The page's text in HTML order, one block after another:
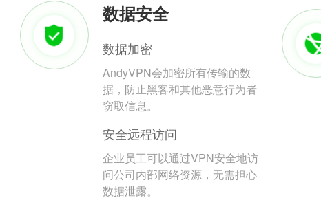
数据安全
数据加密
AndyVPN会加密所有传输的数
据，防止黑客和其他恶意行为者
窃取信息。
安全远程访问
企业员工可以通过VPN安全地访
问公司内部网络资源，无需担心
数据泄露。